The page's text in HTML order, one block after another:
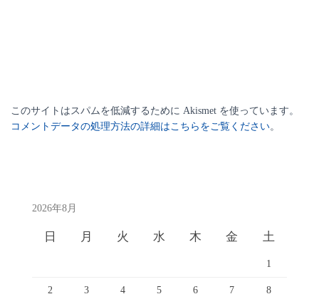
このサイトはスパムを低減するために Akismet を使っています。
コメントデータの処理方法の詳細はこちらをご覧ください。
2026年8月
日 月 火 水 木 金 土
1
2 3 4 5 6 7 8